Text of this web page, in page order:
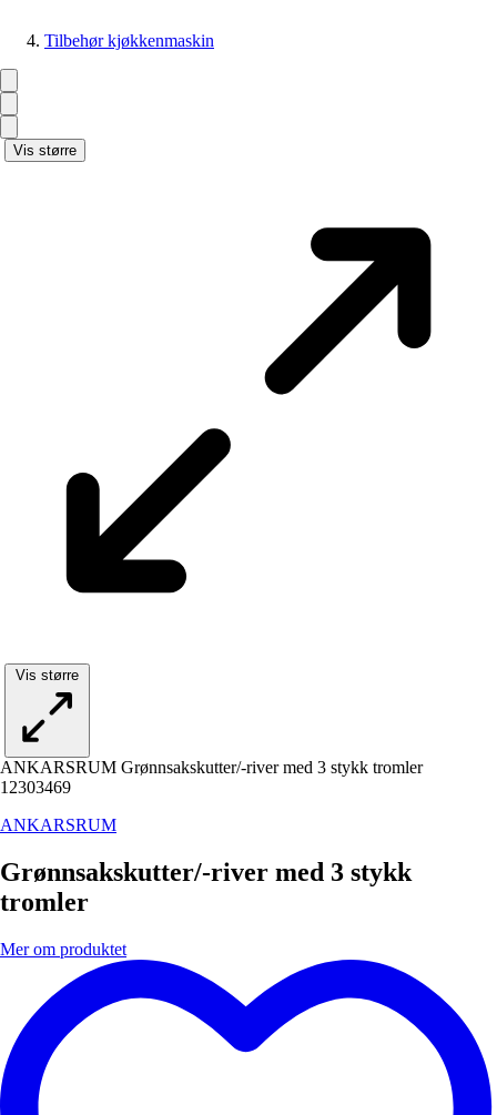
Tilbehør kjøkkenmaskin
Vis større
Vis større
ANKARSRUM Grønnsakskutter/-river med 3 stykk tromler
12303469
ANKARSRUM
Grønnsakskutter/-river med 3 stykk
tromler
Mer om produktet